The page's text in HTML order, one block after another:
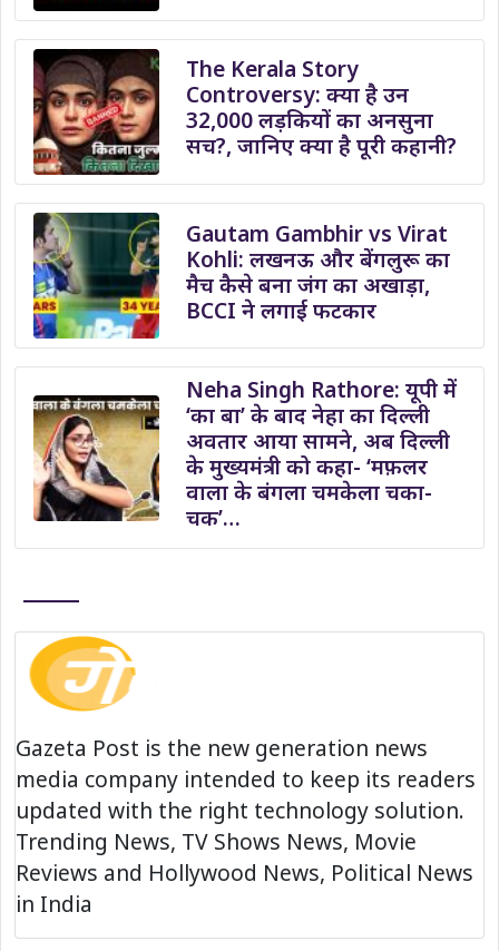
The Kerala Story
Controversy: क्या है उन
32,000 लड़कियों का अनसुना
सच?, जानिए क्या है पूरी कहानी?
Gautam Gambhir vs Virat
Kohli: लखनऊ और बेंगलुरू का
मैच कैसे बना जंग का अखाड़ा,
BCCI ने लगाई फटकार
Neha Singh Rathore: यूपी में
‘का बा’ के बाद नेहा का दिल्ली
अवतार आया सामने, अब दिल्ली
के मुख्यमंत्री को कहा- ‘मफ़लर
वाला के बंगला चमकेला चका-
चक’…
Gazeta Post is the new generation news
media company intended to keep its readers
updated with the right technology solution.
Trending News, TV Shows News, Movie
Reviews and Hollywood News, Political News
in India